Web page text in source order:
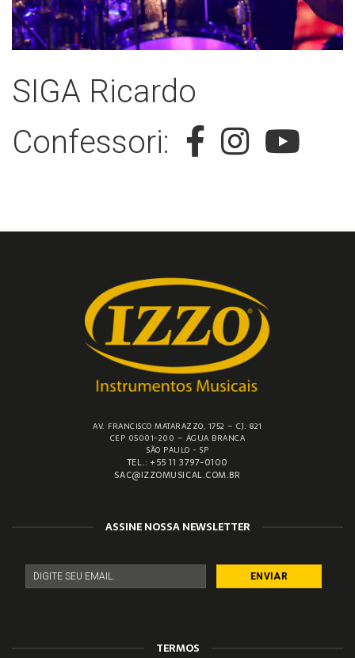
SIGA Ricardo
Confessori:
AV. FRANCISCO MATARAZZO, 1752 – CJ. 821
CEP 05001-200 – ÁGUA BRANCA
SÃO PAULO - SP
TEL.: +55 11 3797-0100
SAC@IZZOMUSICAL.COM.BR
ASSINE NOSSA NEWSLETTER
TERMOS